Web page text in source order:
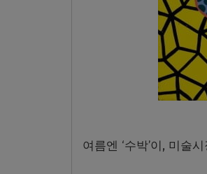
여름엔 ‘수박’이, 미술